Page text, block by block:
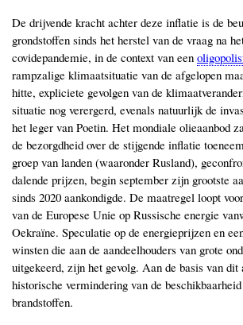
De drijvende kracht achter deze inflatie is de
grondstoffen sinds het herstel van de vraag na
covidepandemie, in de context van een
rampzalige klimaatsituatie van de afgelopen
hitte, expliciete gevolgen van de
situatie nog verergerd, evenals natuurlijk de
het leger van Poetin. Het mondiale olieaanbod
de bezorgdheid over de stijgende inflatie
groep van landen (waaronder Rusland),
dalende prijzen, begin september zijn grootste
sinds 2020 aankondigde. De maatregel loopt
van de Europese Unie op Russische energie
Oekraïne. Speculatie op de energieprijzen en
winsten die aan de aandeelhouders van grote
uitgekeerd, zijn het gevolg. Aan de basis van
historische vermindering van de
brandstoffen.